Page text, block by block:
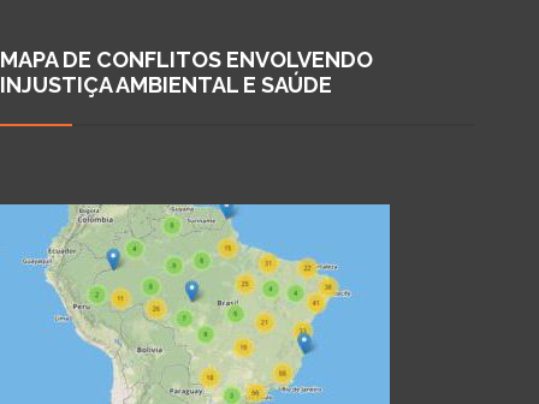
MAPA DE CONFLITOS ENVOLVENDO
INJUSTIÇA AMBIENTAL E SAÚDE